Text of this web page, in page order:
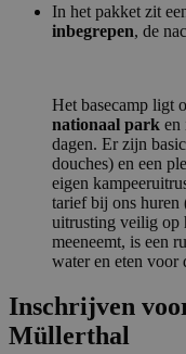
In het pakket zit
inbegrepen, de
Het basecamp ligt
nationaal park en
dagen. Er zijn
douches) en een
eigen
tarief bij ons huren
uitrusting veilig op
meeneemt, is een
water en eten voor
Inschrijven
Müllerthal